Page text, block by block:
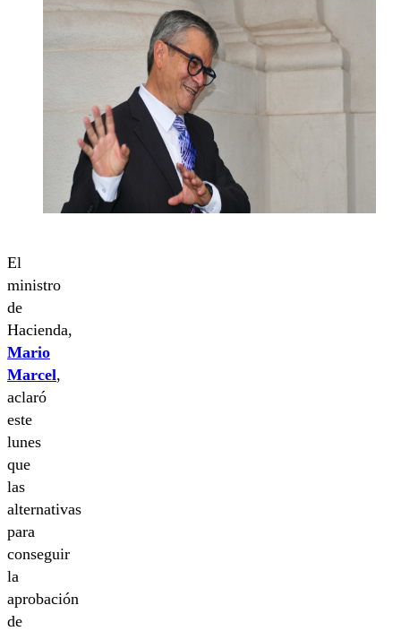
El
ministro
de
Hacienda,
Mario
Marcel,
aclaró
este
lunes
que
las
alternativas
para
conseguir
la
aprobación
de